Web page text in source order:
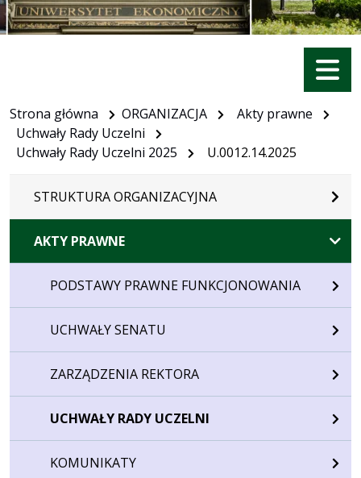
Menu
Strona główna ORGANIZACJA
Akty prawne
Uchwały Rady Uczelni
Uchwały Rady Uczelni 2025
U.0012.14.2025
STRUKTURA ORGANIZACYJNA
AKTY PRAWNE
PODSTAWY PRAWNE FUNKCJONOWANIA
UCHWAŁY SENATU
ZARZĄDZENIA REKTORA
UCHWAŁY RADY UCZELNI
KOMUNIKATY